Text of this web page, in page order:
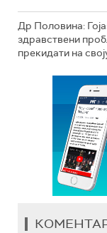
Др Половина:
здравствени
прекидати на